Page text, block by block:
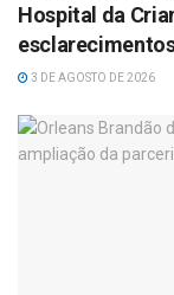
Hospital da
3 DE AGOSTO DE 2026